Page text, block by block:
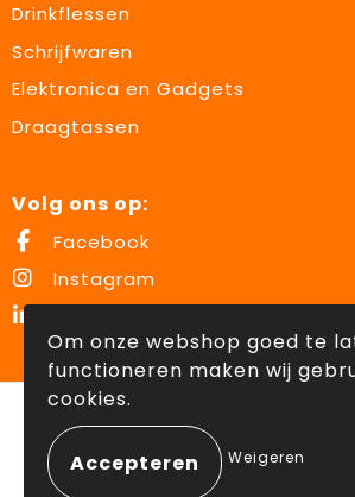
Drinkflessen
Schrijfwaren
Elektronica en Gadgets
Draagtassen
Volg ons op:
Facebook
Instagram
© Copyright Lowette
Om onze webshop goed te
functioneren maken wij
cookies.
Weigeren